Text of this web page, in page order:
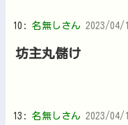
10: 名無しさん 2023/04/
坊主丸儲け
13: 名無しさん 2023/